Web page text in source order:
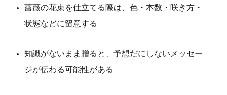
薔薇の花束を仕立てる際は、色・本数・咲き方・
状態などに留意する
知識がないまま贈ると、予想だにしないメッセー
ジが伝わる可能性がある